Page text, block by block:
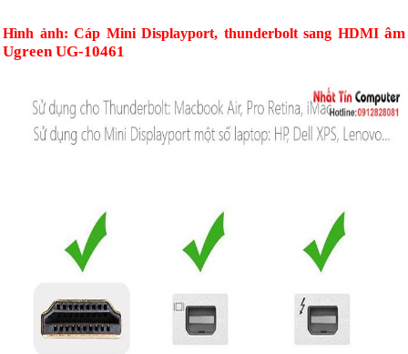
Hình ảnh: Cáp Mini Displayport, thunderbolt sang HDMI âm
Ugreen UG-10461